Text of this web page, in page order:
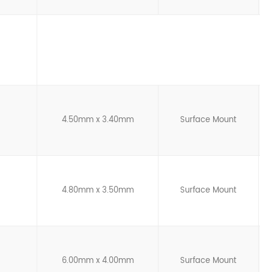
4.50mm x 3.40mm Surface Mount
4.80mm x 3.50mm Surface Mount
6.00mm x 4.00mm Surface Mount